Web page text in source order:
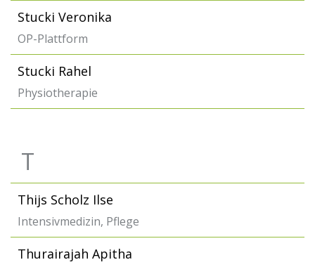
Stucki Veronika
OP-Plattform
Stucki Rahel
Physiotherapie
T
Thijs Scholz Ilse
Intensivmedizin, Pflege
Thurairajah Apitha